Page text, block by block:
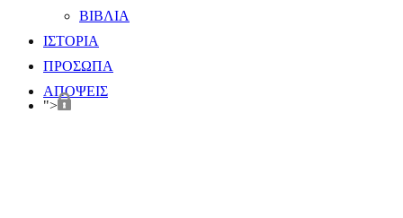
ΒΙΒΛΙΑ
ΙΣΤΟΡΙΑ
ΠΡΟΣΩΠΑ
ΑΠΟΨΕΙΣ
">